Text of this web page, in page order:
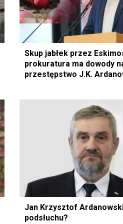
Skup jabłek przez
prokuratura ma dowody
przestępstwo J.K.
Jan Krzysztof
podsłuchu?